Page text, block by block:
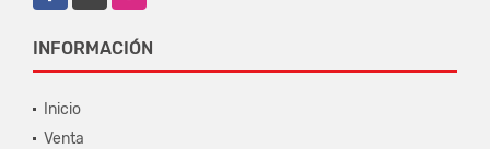
INFORMACIÓN
Inicio
Venta